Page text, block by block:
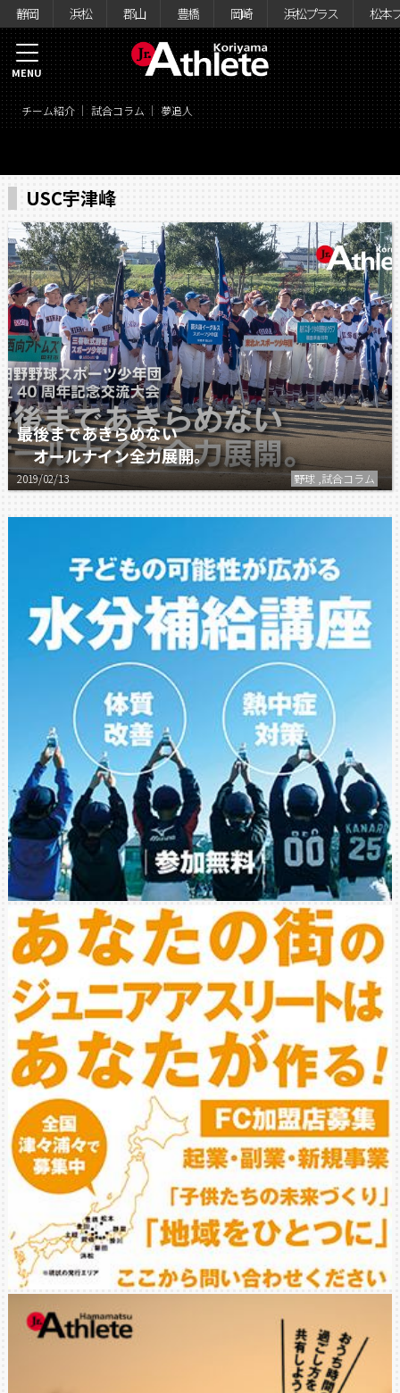
静岡 浜松 郡山 豊橋 岡崎 浜松プラス 松本
チーム紹介 試合コラム 夢追人
MENU
USC宇津峰
最後まであきらめない
オールナイン全力展開。
2019/02/13 野球 ,試合コラム